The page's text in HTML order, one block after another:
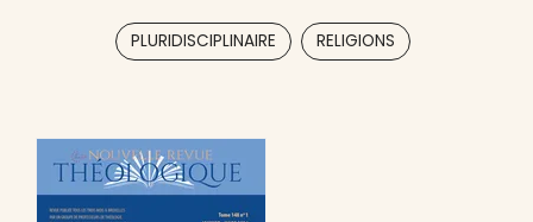
PLURIDISCIPLINAIRE , RELIGIONS